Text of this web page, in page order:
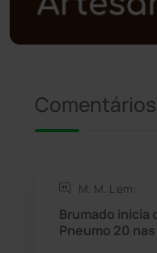
Rio do Antônio
Comentários
M. M. L em:
Brumado inicia
Pneumo 20